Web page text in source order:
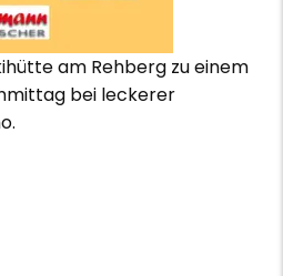
am Rehberg zu einem
bei leckerer